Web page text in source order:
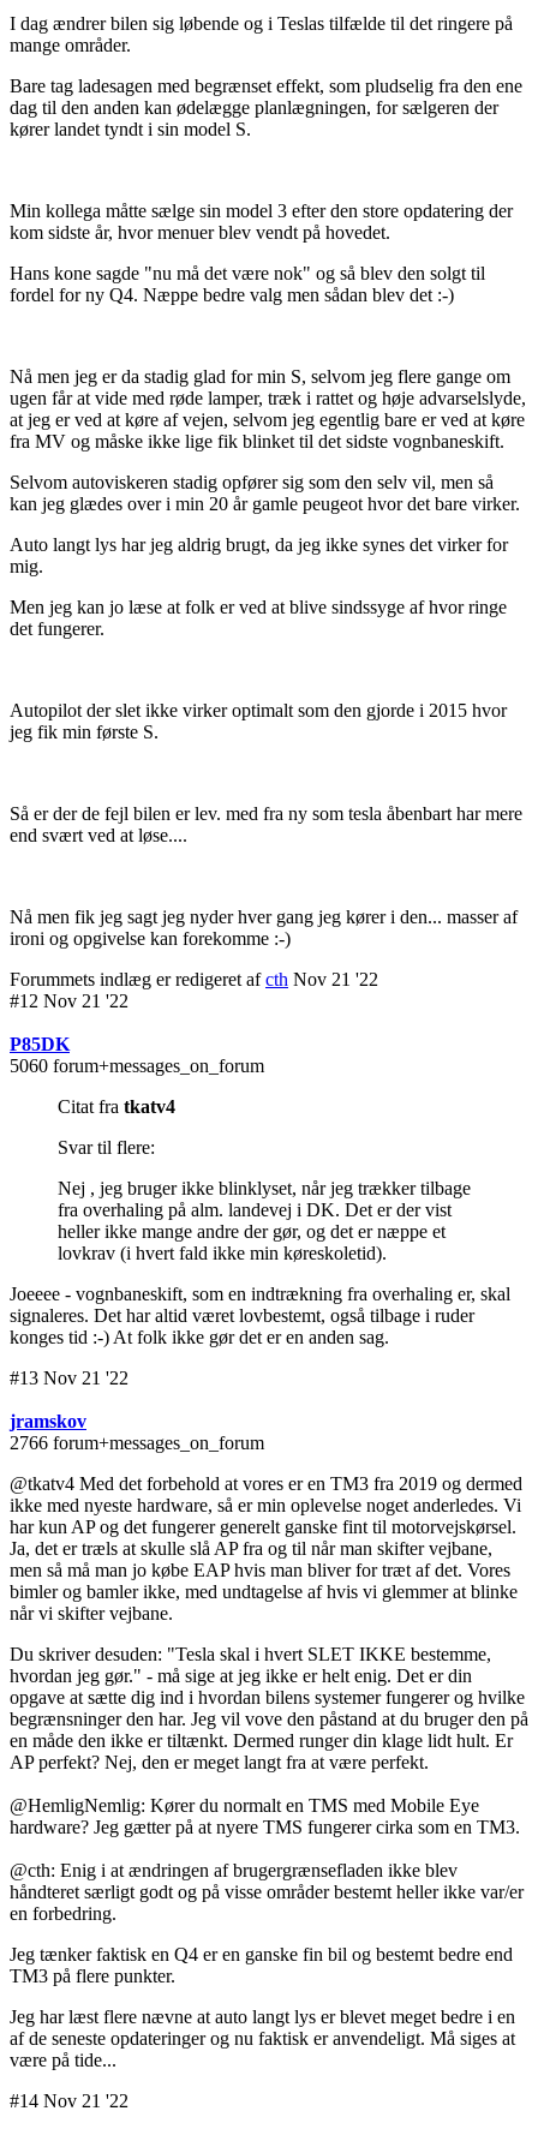
I dag ændrer bilen sig løbende og i Teslas tilfælde til det ringere på
mange områder.
Bare tag ladesagen med begrænset effekt, som pludselig fra den ene
dag til den anden kan ødelægge planlægningen, for sælgeren der
kører landet tyndt i sin model S.
Min kollega måtte sælge sin model 3 efter den store opdatering der
kom sidste år, hvor menuer blev vendt på hovedet.
Hans kone sagde "nu må det være nok" og så blev den solgt til
fordel for ny Q4. Næppe bedre valg men sådan blev det :-)
Nå men jeg er da stadig glad for min S, selvom jeg flere gange om
ugen får at vide med røde lamper, træk i rattet og høje advarselslyde,
at jeg er ved at køre af vejen, selvom jeg egentlig bare er ved at køre
fra MV og måske ikke lige fik blinket til det sidste vognbaneskift.
Selvom autoviskeren stadig opfører sig som den selv vil, men så
kan jeg glædes over i min 20 år gamle peugeot hvor det bare virker.
Auto langt lys har jeg aldrig brugt, da jeg ikke synes det virker for
mig.
Men jeg kan jo læse at folk er ved at blive sindssyge af hvor ringe
det fungerer.
Autopilot der slet ikke virker optimalt som den gjorde i 2015 hvor
jeg fik min første S.
Så er der de fejl bilen er lev. med fra ny som tesla åbenbart har mere
end svært ved at løse....
Nå men fik jeg sagt jeg nyder hver gang jeg kører i den... masser af
ironi og opgivelse kan forekomme :-)
Forummets indlæg er redigeret afcth Nov 21 '22
#12 Nov 21 '22
P85DK
5060 forum+messages_on_forum
Citat fra tkatv4
Svar til flere:
Nej , jeg bruger ikke blinklyset, når jeg trækker tilbage
fra overhaling på alm. landevej i DK. Det er der vist
heller ikke mange andre der gør, og det er næppe et
lovkrav (i hvert fald ikke min køreskoletid).
Joeeee - vognbaneskift, som en indtrækning fra overhaling er, skal
signaleres. Det har altid været lovbestemt, også tilbage i ruder
konges tid :-) At folk ikke gør det er en anden sag.
#13 Nov 21 '22
jramskov
2766 forum+messages_on_forum
@tkatv4 Med det forbehold at vores er en TM3 fra 2019 og dermed
ikke med nyeste hardware, så er min oplevelse noget anderledes. Vi
har kun AP og det fungerer generelt ganske fint til motorvejskørsel.
Ja, det er træls at skulle slå AP fra og til når man skifter vejbane,
men så må man jo købe EAP hvis man bliver for træt af det. Vores
bimler og bamler ikke, med undtagelse af hvis vi glemmer at blinke
når vi skifter vejbane.
Du skriver desuden: "Tesla skal i hvert SLET IKKE bestemme,
hvordan jeg gør." - må sige at jeg ikke er helt enig. Det er din
opgave at sætte dig ind i hvordan bilens systemer fungerer og hvilke
begrænsninger den har. Jeg vil vove den påstand at du bruger den på
en måde den ikke er tiltænkt. Dermed runger din klage lidt hult. Er
AP perfekt? Nej, den er meget langt fra at være perfekt.
@HemligNemlig: Kører du normalt en TMS med Mobile Eye
hardware? Jeg gætter på at nyere TMS fungerer cirka som en TM3.
@cth: Enig i at ændringen af brugergrænsefladen ikke blev
håndteret særligt godt og på visse områder bestemt heller ikke var/er
en forbedring.
Jeg tænker faktisk en Q4 er en ganske fin bil og bestemt bedre end
TM3 på flere punkter.
Jeg har læst flere nævne at auto langt lys er blevet meget bedre i en
af de seneste opdateringer og nu faktisk er anvendeligt. Må siges at
være på tide...
#14 Nov 21 '22